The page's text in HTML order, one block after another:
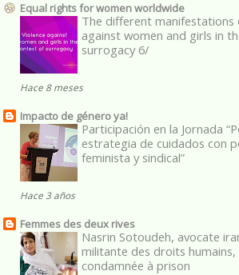
Equal rights for women worldwide
The different manifestations
against women and girls in
surrogacy 6/
Hace 8 meses
Impacto de género ya!
Participación en la Jornada
estrategia de cuidados con
feminista y sindical”
Hace 3 años
Femmes des deux rives
Nasrin Sotoudeh, avocate
militante des droits humains,
condamnée à prison